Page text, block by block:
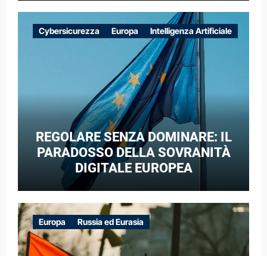
CASO DELLE RETI ELETTRICHE
EUROPEE NEL CONTESTO DELLA
GUERRA IBRIDA
Cybersicurezza Europa Intelligenza Artificiale
REGOLARE SENZA DOMINARE: IL
PARADOSSO DELLA SOVRANITÀ
DIGITALE EUROPEA
Europa Russia ed Eurasia